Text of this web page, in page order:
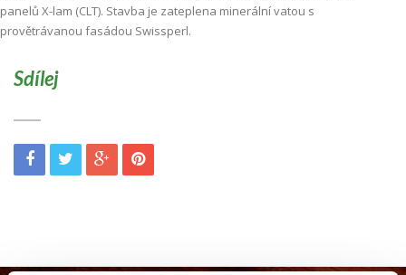
panelů X-lam (CLT). Stavba je zateplena minerální vatou s
provětrávanou fasádou Swissperl.
Sdílej